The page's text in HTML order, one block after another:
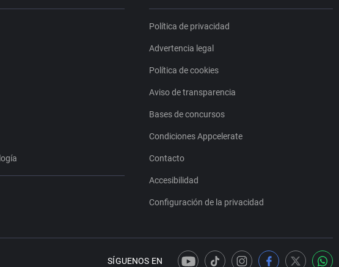
Política de privacidad
Advertencia legal
Política de cookies
Aviso de transparencia
Bases de concursos
Condiciones Appcelerate
Contacto
Accesibilidad
Configuración de la privacidad
SÍGUENOS EN